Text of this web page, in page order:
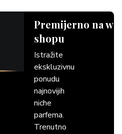
Premijerno na
shopu
Istražite
ekskluzivnu
ponudu
najnovijih
niche
parfema.
Trenutno